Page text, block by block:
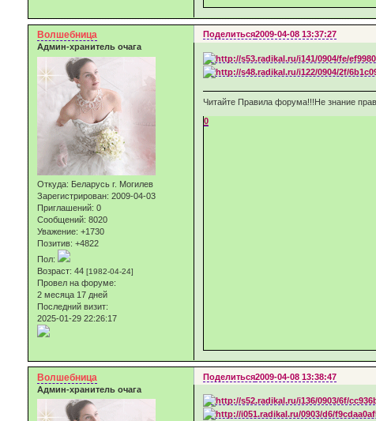
Поделиться2009-04-08 13:37:27
Волшебница
Админ-хранитель очага
Откуда: Беларусь г. Могилев
Зарегистрирован: 2009-04-03
Приглашений: 0
Сообщений: 8020
Уважение: +1730
Позитив: +4822
Пол:
Возраст: 44 [1982-04-24]
Провел на форуме:
2 месяца 17 дней
Последний визит:
2025-01-29 22:26:17
Читайте Правила форума!!!Не знание
0
Поделиться2009-04-08 13:38:47
Волшебница
Админ-хранитель очага